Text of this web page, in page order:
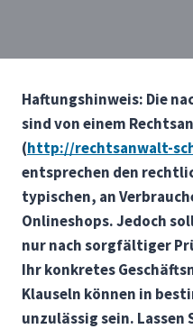
Haftungshinweis: Die
sind von einem
(http://rechtsanwalt-
entsprechen den
typischen, an
Onlineshops. Jedoch
nur nach sorgfältiger
Ihr konkretes
Klauseln können in
unzulässig sein.